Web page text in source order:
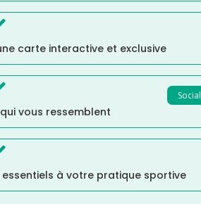
carte interactive et exclusive
Social
vous ressemblent
à votre pratique sportive